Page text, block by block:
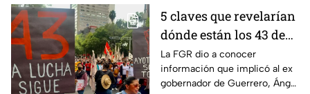
5 claves que revelarían
dónde están los 43 de
Ayotzinapa tras
captura de Ángel
Aguirre, ex gobernador
La FGR dio a conocer
información que implicó al ex
gobernador de Guerrero, Ángel